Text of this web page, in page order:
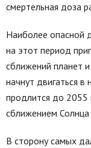
смертельная доза
Наиболее опасной
на этот период
сближений планет
начнут двигаться в
продлится до 2055
сближением Солнца
В сторону самых